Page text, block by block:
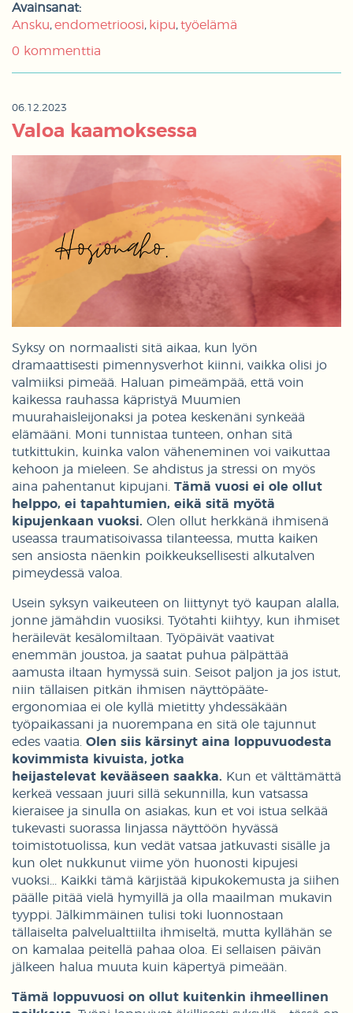
Avainsanat:
Ansku endometrioosi kipu työelämä
0 kommenttia
06.12.2023
Valoa kaamoksessa
Syksy on normaalisti sitä aikaa, kun lyön
dramaattisesti pimennysverhot kiinni, vaikka olisi jo
valmiiksi pimeää. Haluan pimeämpää, että voin
kaikessa rauhassa käpristyä Muumien
muurahaisleijonaksi ja potea keskenäni synkeää
elämääni. Moni tunnistaa tunteen, onhan sitä
tutkittukin, kuinka valon väheneminen voi vaikuttaa
kehoon ja mieleen. Se ahdistus ja stressi on myös
aina pahentanut kipujani. Tämä vuosi ei ole ollut
helppo, ei tapahtumien, eikä sitä myötä
kipujenkaan vuoksi. Olen ollut herkkänä ihmisenä
useassa traumatisoivassa tilanteessa, mutta kaiken
sen ansiosta näenkin poikkeuksellisesti alkutalven
pimeydessä valoa.
Usein syksyn vaikeuteen on liittynyt työ kaupan alalla,
jonne jämähdin vuosiksi. Työtahti kiihtyy, kun ihmiset
heräilevät kesälomiltaan. Työpäivät vaativat
enemmän joustoa, ja saatat puhua pälpättää
aamusta iltaan hymyssä suin. Seisot paljon ja jos istut,
niin tällaisen pitkän ihmisen näyttöpääte-
ergonomiaa ei ole kyllä mietitty yhdessäkään
työpaikassani ja nuorempana en sitä ole tajunnut
edes vaatia. Olen siis kärsinyt aina loppuvuodesta
kovimmista kivuista, jotka
heijastelevat kevääseen saakka. Kun et välttämättä
kerkeä vessaan juuri sillä sekunnilla, kun vatsassa
kieraisee ja sinulla on asiakas, kun et voi istua selkää
tukevasti suorassa linjassa näyttöön hyvässä
toimistotuolissa, kun vedät vatsaa jatkuvasti sisälle ja
kun olet nukkunut viime yön huonosti kipujesi
vuoksi... Kaikki tämä kärjistää kipukokemusta ja siihen
päälle pitää vielä hymyillä ja olla maailman mukavin
tyyppi. Jälkimmäinen tulisi toki luonnostaan
tällaiselta palvelualttiilta ihmiseltä, mutta kyllähän se
on kamalaa peitellä pahaa oloa. Ei sellaisen päivän
jälkeen halua muuta kuin käpertyä pimeään.
Tämä loppuvuosi on ollut kuitenkin ihmeellinen